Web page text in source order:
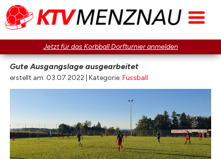
Jetzt für das Korbball Dorfturnier anmelden
Gute Ausgangslage ausgearbeitet
erstellt am: 03.07.2022 | Kategorie: Fussball